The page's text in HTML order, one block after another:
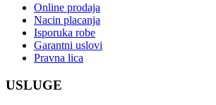
Online prodaja
Nacin placanja
Isporuka robe
Garantni uslovi
Pravna lica
USLUGE